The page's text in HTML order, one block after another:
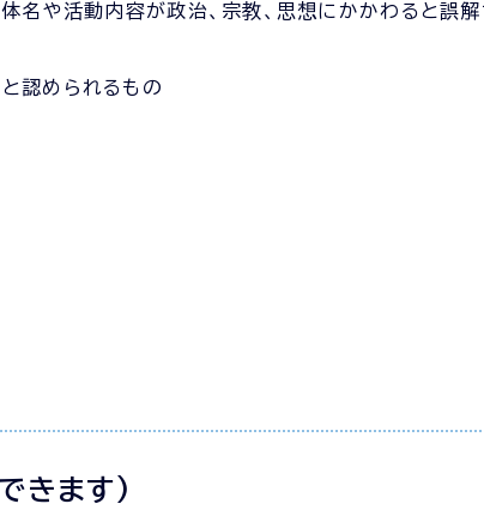
名や活動内容が政治、宗教、思想にかかわると誤
認められるもの
きます)